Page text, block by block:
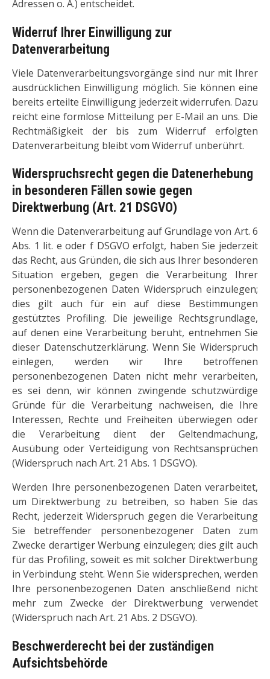
Adressen o. Ä.) entscheidet.
Widerruf Ihrer Einwilligung zur
Datenverarbeitung
Viele Datenverarbeitungsvorgänge sind nur mit Ihrer
ausdrücklichen Einwilligung möglich. Sie können eine
bereits erteilte Einwilligung jederzeit widerrufen. Dazu
reicht eine formlose Mitteilung per E-Mail an uns. Die
Rechtmäßigkeit der bis zum Widerruf erfolgten
Datenverarbeitung bleibt vom Widerruf unberührt.
Widerspruchsrecht gegen die Datenerhebung
in besonderen Fällen sowie gegen
Direktwerbung (Art. 21 DSGVO)
Wenn die Datenverarbeitung auf Grundlage von Art. 6
Abs. 1 lit. e oder f DSGVO erfolgt, haben Sie jederzeit
das Recht, aus Gründen, die sich aus Ihrer besonderen
Situation ergeben, gegen die Verarbeitung Ihrer
personenbezogenen Daten Widerspruch einzulegen;
dies gilt auch für ein auf diese Bestimmungen
gestütztes Profiling. Die jeweilige Rechtsgrundlage,
auf denen eine Verarbeitung beruht, entnehmen Sie
dieser Datenschutzerklärung. Wenn Sie Widerspruch
einlegen, werden wir Ihre betroffenen
personenbezogenen Daten nicht mehr verarbeiten,
es sei denn, wir können zwingende schutzwürdige
Gründe für die Verarbeitung nachweisen, die Ihre
Interessen, Rechte und Freiheiten überwiegen oder
die Verarbeitung dient der Geltendmachung,
Ausübung oder Verteidigung von Rechtsansprüchen
(Widerspruch nach Art. 21 Abs. 1 DSGVO).
Werden Ihre personenbezogenen Daten verarbeitet,
um Direktwerbung zu betreiben, so haben Sie das
Recht, jederzeit Widerspruch gegen die Verarbeitung
Sie betreffender personenbezogener Daten zum
Zwecke derartiger Werbung einzulegen; dies gilt auch
für das Profiling, soweit es mit solcher Direktwerbung
in Verbindung steht. Wenn Sie widersprechen, werden
Ihre personenbezogenen Daten anschließend nicht
mehr zum Zwecke der Direktwerbung verwendet
(Widerspruch nach Art. 21 Abs. 2 DSGVO).
Beschwerderecht bei der zuständigen
Aufsichtsbehörde